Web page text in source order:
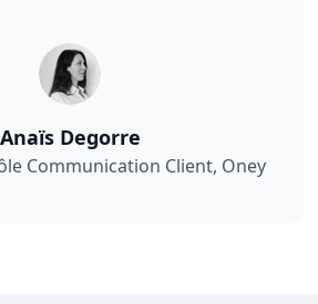
Anaïs Degorre
Communication Client, Oney